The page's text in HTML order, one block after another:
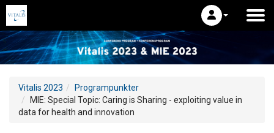
Vitalis 2023
Programpunkter
MIE: Special Topic: Caring is Sharing - exploiting value in
data for health and innovation